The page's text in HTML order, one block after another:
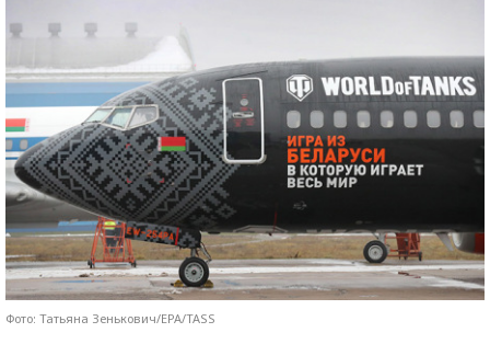
Фото: Татьяна Зенькович/EPA/TASS